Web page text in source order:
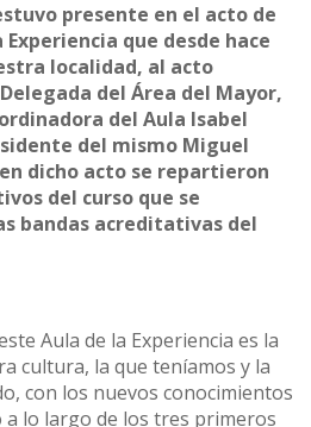
presente en el acto de
que desde hace
localidad, al acto
del Área del Mayor,
del Aula Isabel
del mismo Miguel
dicho acto se repartieron
del curso que se
bandas acreditativas del
Aula de la Experiencia es la
cultura, la que teníamos y la
con los nuevos conocimientos
lo largo de los tres primeros